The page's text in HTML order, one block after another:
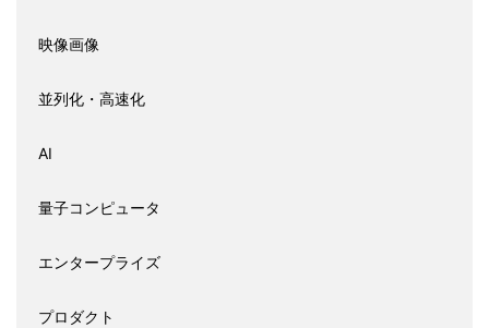
映像画像
並列化・高速化
AI
量子コンピュータ
エンタープライズ
プロダクト